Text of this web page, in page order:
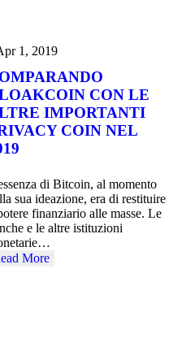
1, 2019
CON LE
IMPORTANTI
COIN NEL
di Bitcoin, al momento
sua ideazione, era di restituire
finanziario alle masse. Le
e le altre istituzioni
More